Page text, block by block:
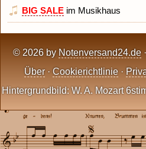
BIG SALE im Musikhaus
© 2026 by Notenversand24.de
Über · Cookierichtlinie ·
Hintergrundbild: W. A. Mozart